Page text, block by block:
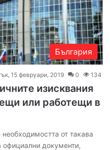
България
15 февруари, 2019 0 134
изисквания
или работещи в
от такава
официални документи,